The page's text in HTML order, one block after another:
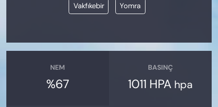
Vakfıkebir Yomra
NEM
%67
BASINÇ
1011 HPA hpa